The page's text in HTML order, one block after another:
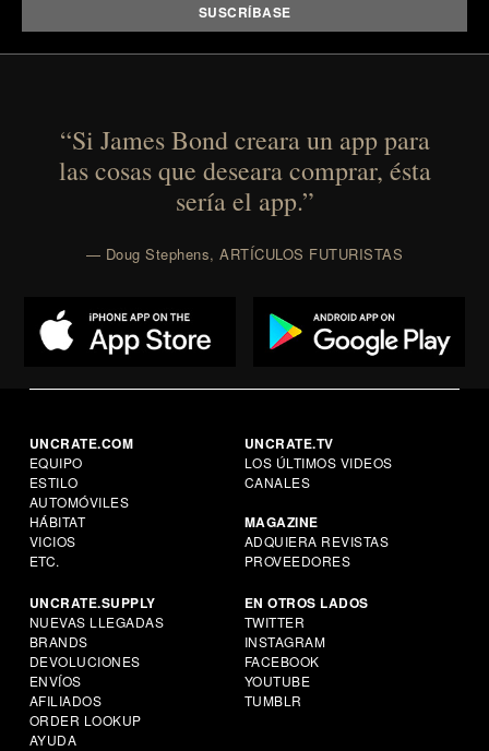
“Si James Bond creara un app para
las cosas que deseara comprar, ésta
sería el app.”
— Doug Stephens, ARTÍCULOS FUTURISTAS
UNCRATE.COM
EQUIPO
ESTILO
AUTOMÓVILES
HÁBITAT
VICIOS
ETC.
UNCRATE.TV
LOS ÚLTIMOS VIDEOS
CANALES
MAGAZINE
ADQUIERA REVISTAS
PROVEEDORES
UNCRATE.SUPPLY
NUEVAS LLEGADAS
BRANDS
DEVOLUCIONES
ENVÍOS
AFILIADOS
ORDER LOOKUP
AYUDA
EN OTROS LADOS
TWITTER
INSTAGRAM
FACEBOOK
YOUTUBE
TUMBLR